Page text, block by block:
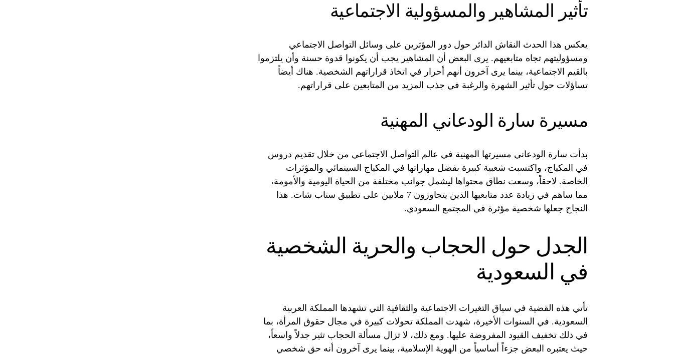
تأثير المشاهير والمسؤولية الاجتماعية
يعكس هذا الحدث النقاش الدائر حول دور المؤثرين على وسائل التواصل الاجتماعي
ومسؤوليتهم تجاه متابعيهم. يرى البعض أن المشاهير يجب أن يكونوا قدوة حسنة وأن يلتزموا
بالقيم الاجتماعية، بينما يرى آخرون أنهم أحرار في اتخاذ قراراتهم الشخصية. هناك أيضاً
تساؤلات حول تأثير الشهرة والرغبة في جذب المزيد من المتابعين على قراراتهم.
مسيرة سارة الودعاني المهنية
بدأت سارة الودعاني مسيرتها المهنية في عالم التواصل الاجتماعي من خلال تقديم دروس
في المكياج، واكتسبت شعبية كبيرة بفضل مهاراتها في المكياج السينمائي والمؤثرات
الخاصة. لاحقاً، وسعت نطاق محتواها ليشمل جوانب مختلفة من الحياة اليومية والأمومة،
مما ساهم في زيادة عدد متابعيها الذين يتجاوزون 7 ملايين على تطبيق سناب شات. هذا
النجاح جعلها شخصية مؤثرة في المجتمع السعودي.
الجدل حول الحجاب والحرية الشخصية
في السعودية
تأتي هذه القضية في سياق التغيرات الاجتماعية والثقافية التي تشهدها المملكة العربية
السعودية. في السنوات الأخيرة، شهدت المملكة تحولات كبيرة في مجال حقوق المرأة، بما
في ذلك تخفيف القيود المفروضة عليها. ومع ذلك، لا تزال مسألة الحجاب تثير جدلاً واسعاً،
حيث يعتبره البعض جزءاً أساسياً من الهوية الإسلامية، بينما يرى آخرون أنه حق شخصي